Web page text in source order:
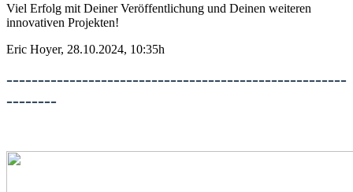
Viel Erfolg mit Deiner Veröffentlichung und Deinen weiteren
innovativen Projekten!
Eric Hoyer, 28.10.2024, 10:35h
------------------------------------------------------
--------